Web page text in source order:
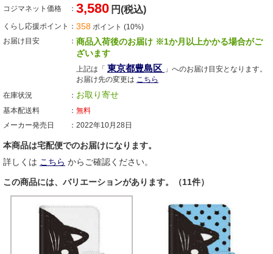
コジマネット価格 3,580 円(税込)
くらし応援ポイント 358 ポイント (10%)
お届け目安
商品入荷後のお届け ※1か月以上かかる場合がご
ざいます
上記は「 東京都豊島区 」へのお届け目安となります。
お届け先の変更は こちら
在庫状況
お取り寄せ
基本配送料
無料
メーカー発売日
2022年10月28日
本商品は宅配便でのお届けになります。
詳しくは こちら からご確認ください。
この商品には、バリエーションがあります。（11件）